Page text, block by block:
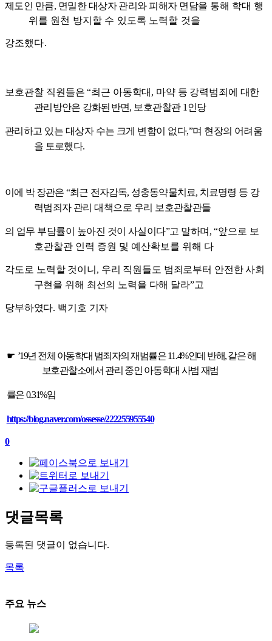
제도인 만큼, 면밀한 대상자 관리와 피해자 면담을 통해 학대 행
위를 원천 방지할 수 있도록 노력할 것을
강조했다.
보호관찰 직원들은“최근 아동학대 , 마약 등 강력범죄에 대한
관리 방안은 강화된 반면, 보호관찰관 1인당
관리하고 있는 대상자 수는 크게 변함이 없다,”며 현장의 어려움
을 토로했다.
이에 박 장관은 “최근 전자감독, 성충동약물치료, 치료명령 등 강
력범죄자 관리 대책으로 우리 보호관찰관들
의 업무 부담률이 높아진 것이 사실이다”고 말하며 , “앞으로 보
호관찰관 인력 증원 및 예산확보를 위해 다
각도로 노력할 것이니 , 우리 직원들도 범죄로부터 안전한 사회
구현을 위해 최선의 노력을 다해 달라”고
당부하였다. 백기호 기자
☛ ’19년 전체 아동학대 범죄자의 재범률은11.4%인데 반해,같은 해
보호관찰소에서 관리 중인 아동학대 사범 재범
률은0.31%임
https://blog.naver.com/ossesse/222255955540
0
댓글목록
등록된 댓글이 없습니다.
목록
주요 뉴스